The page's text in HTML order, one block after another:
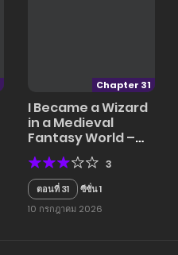
Chapter 31
I Became a Wizard
in a Medieval
Fantasy World –
พลิกชีวิตจอมเวทใน
โลกแฟนตาซียุคกลาง
3
ตอนที่ 31
ซีซั่น 1
10 กรกฎาคม 2026